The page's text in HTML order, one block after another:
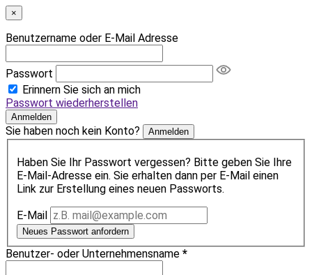
×
Benutzername oder E-Mail Adresse
Passwort
Erinnern Sie sich an mich
Passwort wiederherstellen
Anmelden
Sie haben noch kein Konto? Anmelden
Haben Sie Ihr Passwort vergessen? Bitte geben Sie Ihre
E-Mail-Adresse ein. Sie erhalten dann per E-Mail einen
Link zur Erstellung eines neuen Passworts.
E-Mail
Neues Passwort anfordern
Benutzer- oder Unternehmensname *